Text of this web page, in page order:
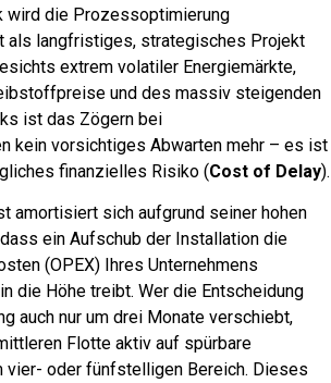
wird die Prozessoptimierung
als langfristiges, strategisches Projekt
extrem volatiler Energiemärkte,
und des massiv steigenden
ist das Zögern bei
kein vorsichtiges Abwarten mehr – es ist
finanzielles Risiko (Cost of Delay).
amortisiert sich aufgrund seiner hohen
ein Aufschub der Installation die
(OPEX) Ihres Unternehmens
die Höhe treibt. Wer die Entscheidung
auch nur um drei Monate verschiebt,
Flotte aktiv auf spürbare
vier- oder fünfstelligen Bereich. Dieses